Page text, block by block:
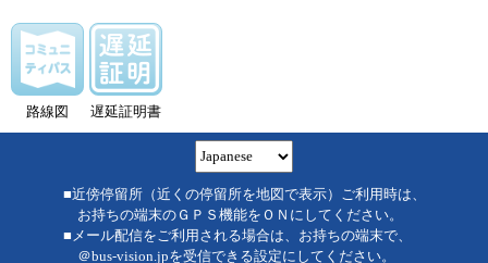
路線図 遅延証明書
■近傍停留所（近くの停留所を地図で表示）ご利用時は、
お持ちの端末のＧＰＳ機能をＯＮにしてください。
■メール配信をご利用される場合は、お持ちの端末で、
＠bus-vision.jpを受信できる設定にしてください。